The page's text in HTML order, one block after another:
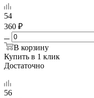
54
360 ₽
В корзину
Купить в 1 клик
Достаточно
56